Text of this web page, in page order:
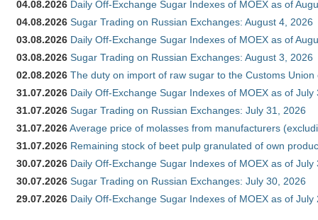
04.08.2026 Daily Off-Exchange Sugar Indexes of MOEX as of
04.08.2026 Sugar Trading on Russian Exchanges: August 4, 2026
03.08.2026 Daily Off-Exchange Sugar Indexes of MOEX as of
03.08.2026 Sugar Trading on Russian Exchanges: August 3, 2026
02.08.2026 The duty on import of raw sugar to the Customs
31.07.2026 Daily Off-Exchange Sugar Indexes of MOEX as of July
31.07.2026 Sugar Trading on Russian Exchanges: July 31, 2026
31.07.2026Average price of molasses from manufacturers
31.07.2026 Remaining stock of beet pulp granulated of own
30.07.2026 Daily Off-Exchange Sugar Indexes of MOEX as of July
30.07.2026 Sugar Trading on Russian Exchanges: July 30, 2026
29.07.2026 Daily Off-Exchange Sugar Indexes of MOEX as of July